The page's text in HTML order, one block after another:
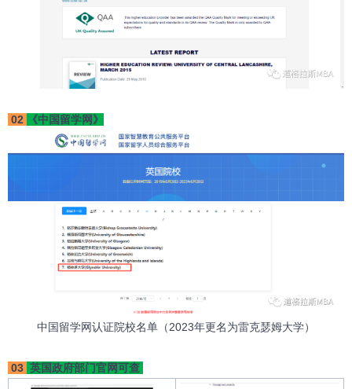
02 《中国留学网》
中国留学网认证院校名单（2023年更名为雷克瑟姆大学）
03 英国政府部门官网可查